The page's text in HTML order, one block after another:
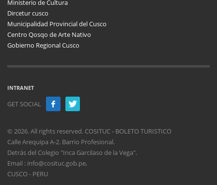
Ministerio de Cultura
Dircetur cusco
Municipalidad Provincial del Cusco
Centro Qosqo de Arte Nativo
Gobierno Regional Cusco
INTRANET
GET SOCIAL
© 2026. All rights reserved. COSITUC - BOLETO TURISTICO
Calle Arequipa A-2. Barrio Profesional.
Detrás del Colegio "Inca Garcilaso de la Vega".
Email : info@cosituc.gob.pe,
CUSCO - PERU